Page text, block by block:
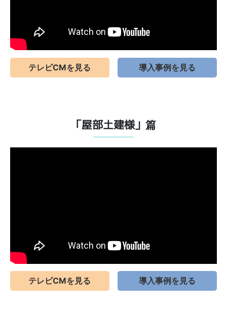
テレビCMを見る 導入事例を見る
「屋部土建様」篇
テレビCMを見る 導入事例を見る